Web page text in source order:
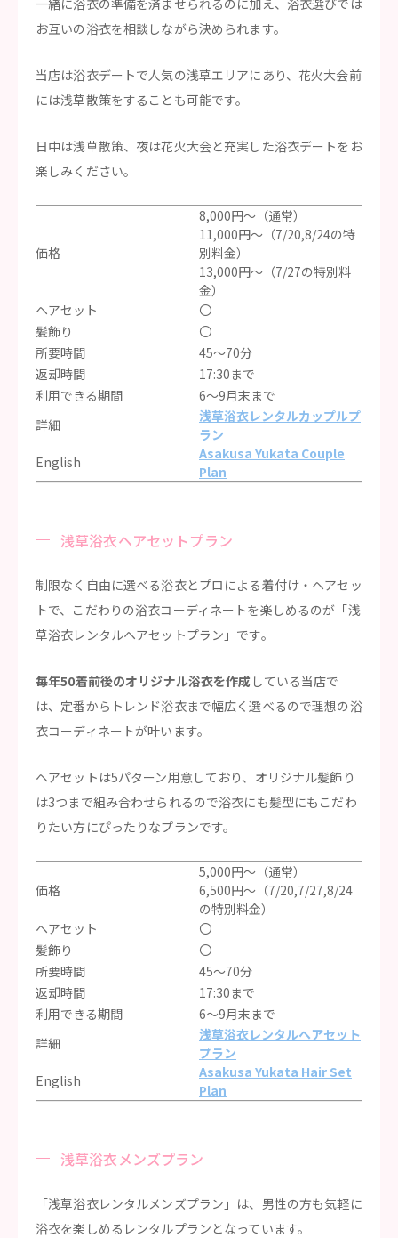
お互いの浴衣を相談しながら決められます。
当店は浴衣デートで人気の浅草エリアにあり、花火大会前
には浅草散策をすることも可能です。
日中は浅草散策、夜は花火大会と充実した浴衣デートをお
楽しみください。
価格
8,000円～（通常）
11,000円～（7/20,8/24の特
別料金）
13,000円～（7/27の特別料
金）
ヘアセット
〇
髪飾り
〇
所要時間
45〜70分
返却時間
17:30まで
利用できる期間
6〜9月末まで
詳細
浅草浴衣レンタルカップルプ
ラン
English
Asakusa Yukata Couple
Plan
浅草浴衣ヘアセットプラン
制限なく自由に選べる浴衣とプロによる着付け・ヘアセッ
トで、こだわりの浴衣コーディネートを楽しめるのが「浅
草浴衣レンタルヘアセットプラン」です。
毎年50着前後のオリジナル浴衣を作成 している当店で
は、定番からトレンド浴衣まで幅広く選べるので理想の浴
衣コーディネートが叶います。
ヘアセットは5パターン用意しており、オリジナル髪飾り
は3つまで組み合わせられるので浴衣にも髪型にもこだわ
りたい方にぴったりなプランです。
価格
5,000円～（通常）
6,500円～（7/20,7/27,8/24
の特別料金）
ヘアセット
〇
髪飾り
〇
所要時間
45〜70分
返却時間
17:30まで
利用できる期間
6〜9月末まで
詳細
浅草浴衣レンタルヘアセット
プラン
English
Asakusa Yukata Hair Set
Plan
浅草浴衣メンズプラン
「浅草浴衣レンタルメンズプラン」は、男性の方も気軽に
浴衣を楽しめるレンタルプランとなっています。